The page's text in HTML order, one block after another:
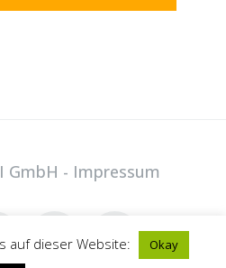
GmbH - Impressum
auf dieser Website: Okay